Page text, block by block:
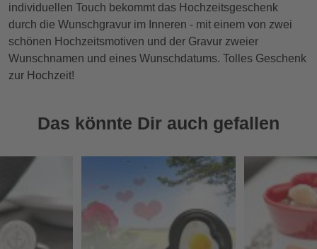
individuellen Touch bekommt das Hochzeitsgeschenk
durch die Wunschgravur im Inneren - mit einem von zwei
schönen Hochzeitsmotiven und der Gravur zweier
Wunschnamen und eines Wunschdatums. Tolles Geschenk
zur Hochzeit!
Das könnte Dir auch gefallen